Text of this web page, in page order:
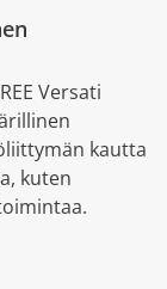
Versati
kautta
kuten